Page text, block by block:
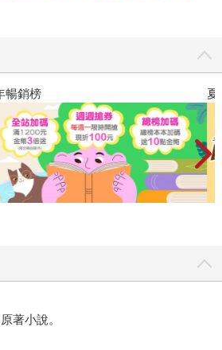
暢銷榜 夏
著小說。